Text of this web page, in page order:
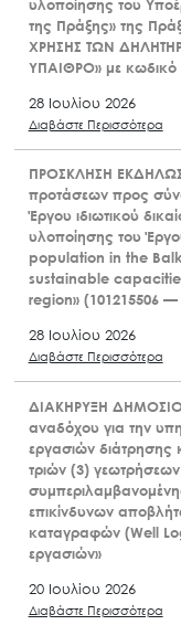
υλοποίησης του
της Πράξης» της
ΧΡΗΣΗΣ ΤΩΝ
ΥΠΑΙΘΡΟ» με κωδικό
28 Ιουλίου 2026
Διαβάστε Περισσότερα
ΠΡΟΣΚΛΗΣΗ
προτάσεων προς
Έργου ιδιωτικού
υλοποίησης του
population in the
sustainable
region» (101215506 —
28 Ιουλίου 2026
Διαβάστε Περισσότερα
ΔΙΑΚΗΡΥΞΗ
αναδόχου για την
εργασιών διάτρησης
τριών (3)
επικίνδυνων
καταγραφών (Well
εργασιών»
20 Ιουλίου 2026
Διαβάστε Περισσότερα